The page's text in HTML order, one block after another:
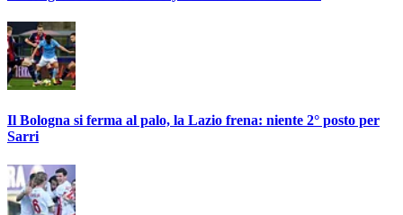
Il Bologna si ferma al palo, la Lazio frena: niente 2° posto per
Sarri